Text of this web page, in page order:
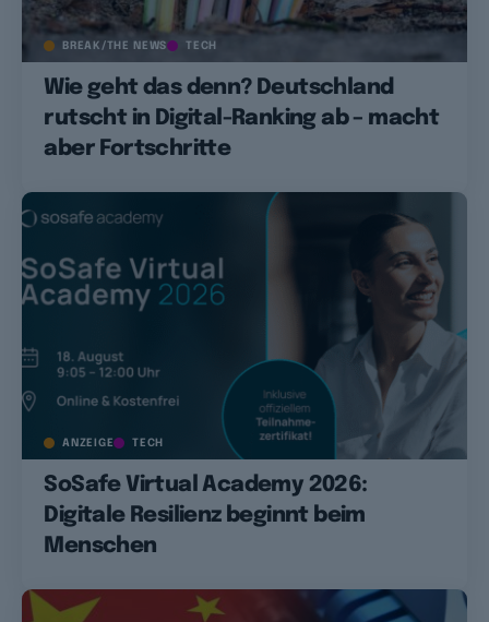
BREAK/THE NEWS TECH
Wie geht das denn? Deutschland
rutscht in Digital-Ranking ab – macht
aber Fortschritte
ANZEIGE TECH
SoSafe Virtual Academy 2026:
Digitale Resilienz beginnt beim
Menschen